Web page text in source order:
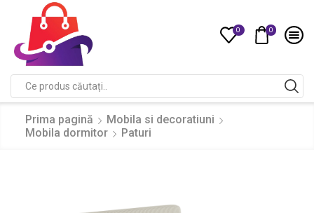
0 0
input
Prima pagină
Mobila si decoratiuni
Mobila dormitor
Paturi